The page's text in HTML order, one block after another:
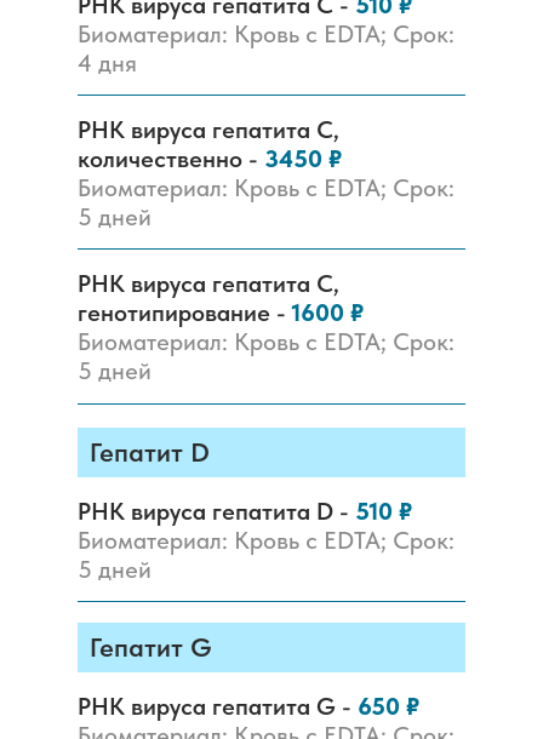
Биоматериал: Кровь с EDTA; Срок:
4 дня
РНК вируса гепатита C,
количественно - 3450 ₽
Биоматериал: Кровь с EDTA; Срок:
5 дней
РНК вируса гепатита C,
генотипирование -1600 ₽
Биоматериал: Кровь с EDTA; Срок:
5 дней
Гепатит D
РНК вируса гепатита D - 510 ₽
Биоматериал: Кровь с EDTA; Срок:
5 дней
Гепатит G
РНК вируса гепатита G - 650 ₽